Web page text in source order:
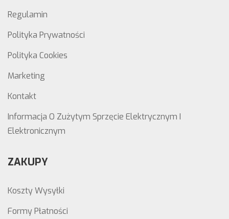
Regulamin
Polityka Prywatności
Polityka Cookies
Marketing
Kontakt
Informacja O Zużytym Sprzęcie Elektrycznym I
Elektronicznym
ZAKUPY
Koszty Wysyłki
Formy Płatności